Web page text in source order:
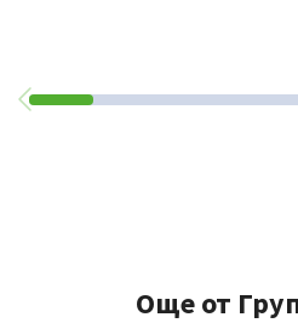
Още от